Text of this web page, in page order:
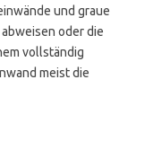
und graue
oder die
vollständig
meist die